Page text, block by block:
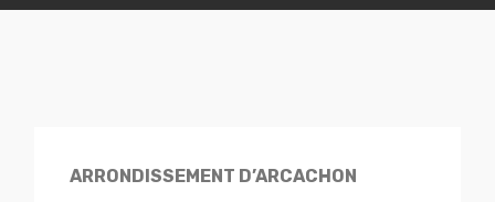
ARRONDISSEMENT D’ARCACHON